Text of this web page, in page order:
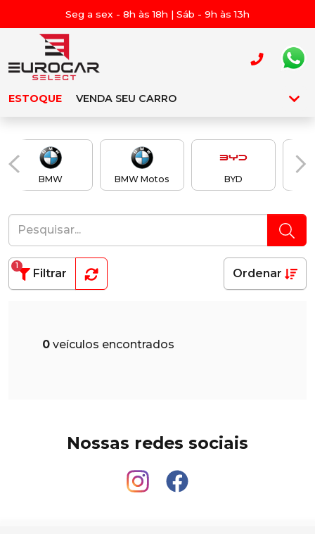
Seg a sex - 8h às 18h | Sáb - 9h às 13h
ESTOQUE VENDA SEU CARRO
BMW BMW Motos BYD
Filtrar
1
Ordenar
0 veículos encontrados
Nossas redes sociais